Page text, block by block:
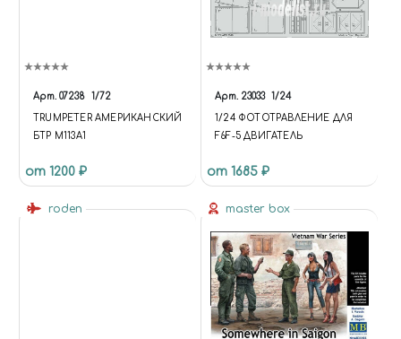
Арт. 07238 1/72
TRUMPETER АМЕРИКАНСКИЙ
БТР M113A1
от 1200 ₽
Арт. 23033 1/24
1/24 ФОТОТРАВЛЕНИЕ ДЛЯ
F6F-5 ДВИГАТЕЛЬ
от 1685 ₽
roden master box